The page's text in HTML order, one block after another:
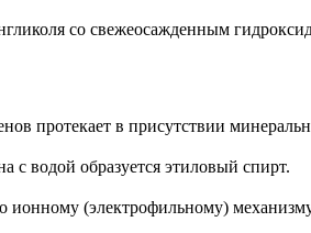
со свежеосажденным
протекает в присутствии
с водой образуется этиловый спирт.
ионному (электрофильному)